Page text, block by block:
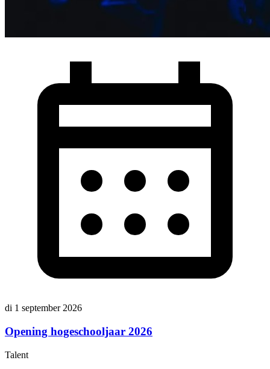
di 1 september 2026
Opening hogeschooljaar 2026
Talent